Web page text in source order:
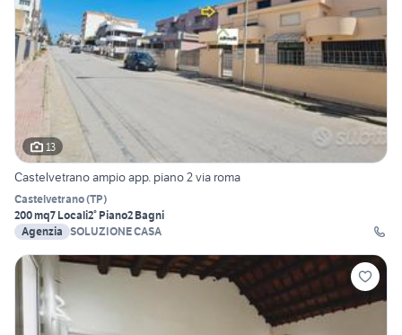
13
Castelvetrano ampio app. piano 2 via roma
Castelvetrano(TP)
200 mq7 Locali2° Piano2 Bagni
Agenzia SOLUZIONE CASA